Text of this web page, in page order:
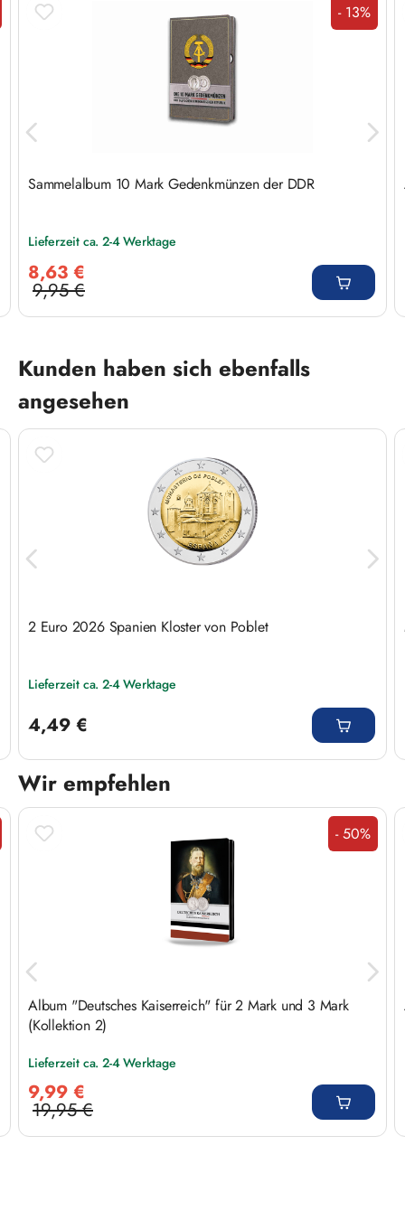
Rabatt
- 13%
Sammelalbum 10 Mark Gedenkmünzen der DDR
Lieferzeit ca. 2-4 Werktage
8,63 €
Regulärer Preis:
9,95 €
Produktgalerie überspringen
Kunden haben sich ebenfalls
angesehen
2 Euro 2026 Spanien Kloster von Poblet
Lieferzeit ca. 2-4 Werktage
4,49 €
Wir empfehlen
Produktgalerie überspringen
Rabatt
- 50%
Album "Deutsches Kaiserreich" für 2 Mark und 3 Mark
(Kollektion 2)
Lieferzeit ca. 2-4 Werktage
9,99 €
Regulärer Preis:
19,95 €